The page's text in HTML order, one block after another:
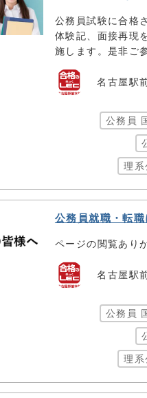
公務員試験に合格
体験記、面接再現
施します。是非ご
名古屋駅
公務員
理系
公務員就職・転
ページの閲覧あり
名古屋駅
公務員
理系